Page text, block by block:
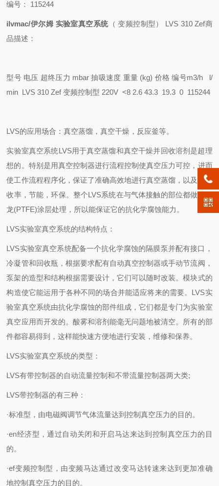
编号： 115244
ilvmac/伊尔姆 实验室真空系统（ 变频控制型） LVS 310 Zef商
品描述：
型号 电压 超终压力 mbar 抽吸速度 重量 (kg) 价格 编号m3/h l/
min LVS 310 Zef 变频控制型 220V <8 2.6 43.3 19.3 0 115244
LVS的应用场合：真空蒸馏，真空干燥，反应釜等。
实验室真空系统LVS用于真空蒸馏和真空干燥并回收溶剂是超理
想的。特别是用真空控制器进行流程控制使真空压力可控，进而
使工作流程程序化，保证了准确高效地进行真空蒸馏，以及高回
收率，节能，环保。整个LVS系统在与气体接触的部位都做特氟
龙(PTFE)涂层处理，所以能保证它的抗化学腐蚀能力。
LVS实验室真空系统的结构特点：
LVS实验室真空系统配备一个抗化学腐蚀的隔膜泵并配有接口，
冷凝管和回收瓶，根据要求配有自动真空控制器或手动节流阀，
泵架的造型和结构根据需要设计，它们可以随时改装。模块式的
构造使它能运用于各种不同的场合并能适应将来的需要。LVS实
验室真空系统由抗化学腐蚀的部件组成，它们都是专门为实验室
真空应用而开发的。酸雾和溶剂能毫无问题地被清空。所有的部
件都容易得到，这样能快速方便地进行安装，维修和保养。
LVS实验室真空系统的类型：
LVS有带控制器的自动流量控制和不带流量控制器两大类;
LVS带控制器的有三种：
·标准型，由电磁阀调节气体流量达到控制真空压力的目的。
·en经济型，通过自动关闭和开启马达来达到控制真空压力的目
的。
·ef变频控制型，由变频马达通过改变马达转速来达到更加准确
地控制真空压力的目的。